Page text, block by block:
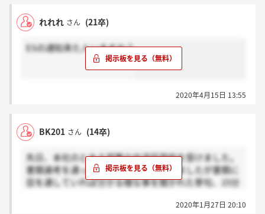
れれれ さん (21卒)
ESの通知来た人いますか？
2020年4月15日 13:55
BK201 さん (14卒)
先日、本社のとある部署の中途採用枠を受けました。
書類選考を通った為、一次面談に進みましたが書類に
目を通していれば分かる様な事を聞かれた挙句、15分
一方的に終了されただけでなく、面接官は終始無愛想
2020年1月27日 20:10